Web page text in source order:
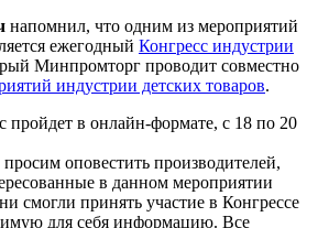
напомнил, что одним из мероприятий
ежегодный Конгресс индустрии
Минпромторг проводит совместно
индустрии детских товаров.
пройдет в онлайн-формате, с 18 по 20
оповестить производителей,
в данном мероприятии
смогли принять участие в Конгрессе
для себя информацию. Все